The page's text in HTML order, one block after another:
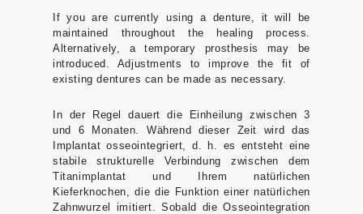
If you are currently using a denture, it will be
maintained throughout the healing process.
Alternatively, a temporary prosthesis may be
introduced. Adjustments to improve the fit of
existing dentures can be made as necessary.
In der Regel dauert die Einheilung zwischen 3
und 6 Monaten. Während dieser Zeit wird das
Implantat osseointegriert, d. h. es entsteht eine
stabile strukturelle Verbindung zwischen dem
Titanimplantat und Ihrem natürlichen
Kieferknochen, die die Funktion einer natürlichen
Zahnwurzel imitiert. Sobald die Osseointegration